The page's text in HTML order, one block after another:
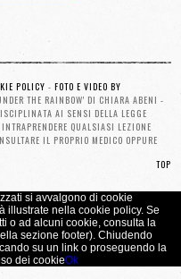
POLICY -FOTO E VIDEO BY
THE RAINBOW' DI CHIARA ABENI -
AI SENSI DELLA LEGGE
QUALSIASI LEZIONE
IL PROPRIO MEDICO OPPURE
TOP
si avvalgono di cookie
illustrate nella cookie policy. Se
o ad alcuni cookie, consulta la
sezione footer). Chiudendo
su un link o proseguendo la
dei cookieOk